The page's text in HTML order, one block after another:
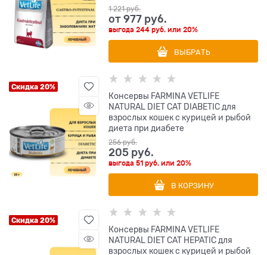
1 221 руб.
от977 руб.
выгода244 руб. или20%
ВЫБРАТЬ
Скидка 20%
Консервы FARMINA VETLIFE
NATURAL DIET CAT DIABETIC для
взрослых кошек с курицей и рыбой
диета при диабете
256 руб.
205 руб.
выгода51 руб. или20%
В КОРЗИНУ
Скидка 20%
Консервы FARMINA VETLIFE
NATURAL DIET CAT HEPATIC для
взрослых кошек с курицей и рыбой